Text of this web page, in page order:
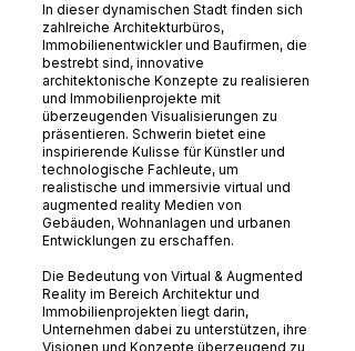
In dieser dynamischen Stadt finden sich
zahlreiche Architekturbüros,
Immobilienentwickler und Baufirmen, die
bestrebt sind, innovative
architektonische Konzepte zu realisieren
und Immobilienprojekte mit
überzeugenden Visualisierungen zu
präsentieren. Schwerin bietet eine
inspirierende Kulisse für Künstler und
technologische Fachleute, um
realistische und immersivie virtual und
augmented reality Medien von
Gebäuden, Wohnanlagen und urbanen
Entwicklungen zu erschaffen.
Die Bedeutung von Virtual & Augmented
Reality im Bereich Architektur und
Immobilienprojekten liegt darin,
Unternehmen dabei zu unterstützen, ihre
Visionen und Konzepte überzeugend zu